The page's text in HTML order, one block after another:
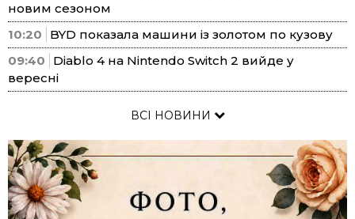
новим сезоном
10:20
BYD показала машини із золотом по кузову
09:40
Diablo 4 на Nintendo Switch 2 вийде у
вересні
ВСІ НОВИНИ